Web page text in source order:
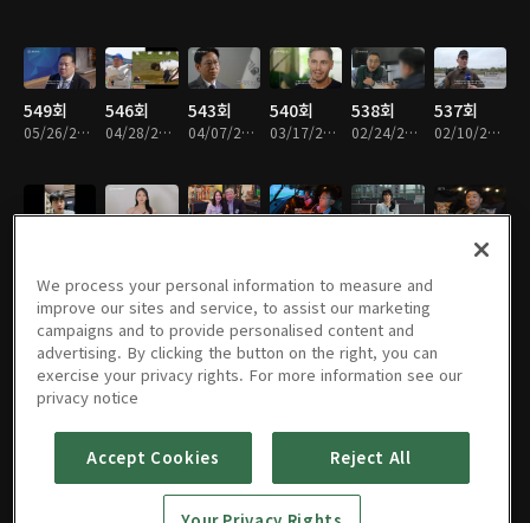
549회
05/26/2026 • 49분
546회
04/28/2026 • 49분
543회
04/07/2026 • 48분
540회
03/17/2026 • 49분
538회
02/24/2026 • 50분
537회
02/10/2026 • 49분
530회
529회
12/16/2025 • 49분
528회 527회 526회 525회 524회
We process your personal information to measure and
improve our sites and service, to assist our marketing
campaigns and to provide personalised content and
advertising. By clicking the button on the right, you can
exercise your privacy rights. For more information see our
privacy notice
Accept Cookies Reject All